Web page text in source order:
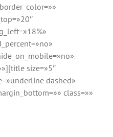
size=»5″
dashed»
class=»»